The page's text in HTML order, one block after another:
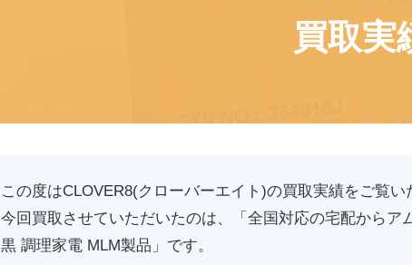
買取実
この度はCLOVER8(クローバーエイト)の買取実績をご覧い
今回買取させていただいたのは、「全国対応の宅配から
黒 調理家電 MLM製品」です。